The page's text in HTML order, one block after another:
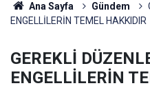
Ana Sayfa Gündem
ENGELLİLERİN TEMEL HAKKIDIR
GEREKLİ
ENGELLİLERİN